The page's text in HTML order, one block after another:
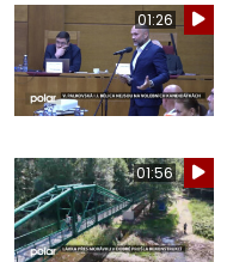
01:26
01:56